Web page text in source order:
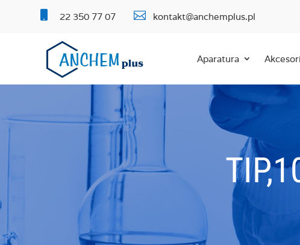
22 350 77 07  kontakt@anchemplus.pl
Aparatura